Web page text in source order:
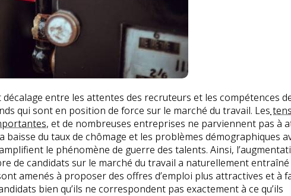
entre les attentes des recruteurs et les compétences
qui sont en position de force sur le marché du travail. Les
, et de nombreuses entreprises ne parviennent pas à
baisse du taux de chômage et les problèmes démographiques
le phénomène de guerre des talents. Ainsi,
de candidats sur le marché du travail a naturellement entraîné
amenés à proposer des offres d’emploi plus attractives et à
bien qu’ils ne correspondent pas exactement à ce qu’ils